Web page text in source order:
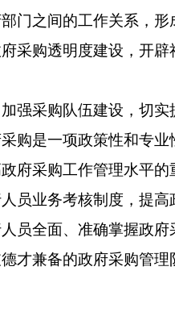
门之间的工作关系，形
采购透明度建设，开
采购队伍建设，切实
是一项政策性和专业
府采购工作管理水平
员业务考核制度，提
员全面、准确掌握政
才兼备的政府采购管理